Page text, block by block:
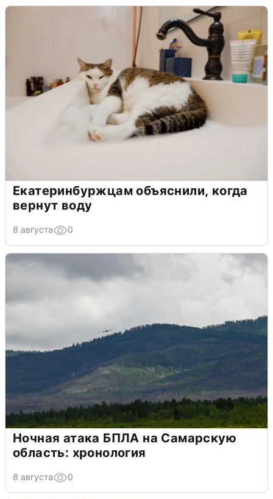
Екатеринбуржцам объяснили, когда
вернут воду
8 августа 0
Ночная атака БПЛА на Самарскую
область: хронология
8 августа 0